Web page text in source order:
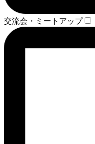
交流会・ミートアップ